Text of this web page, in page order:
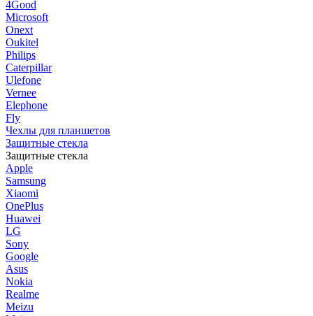
4Good
Microsoft
Onext
Oukitel
Philips
Caterpillar
Ulefone
Vernee
Elephone
Fly
Чехлы для планшетов
Защитные стекла
Защитные стекла
Apple
Samsung
Xiaomi
OnePlus
Huawei
LG
Sony
Google
Asus
Nokia
Realme
Meizu